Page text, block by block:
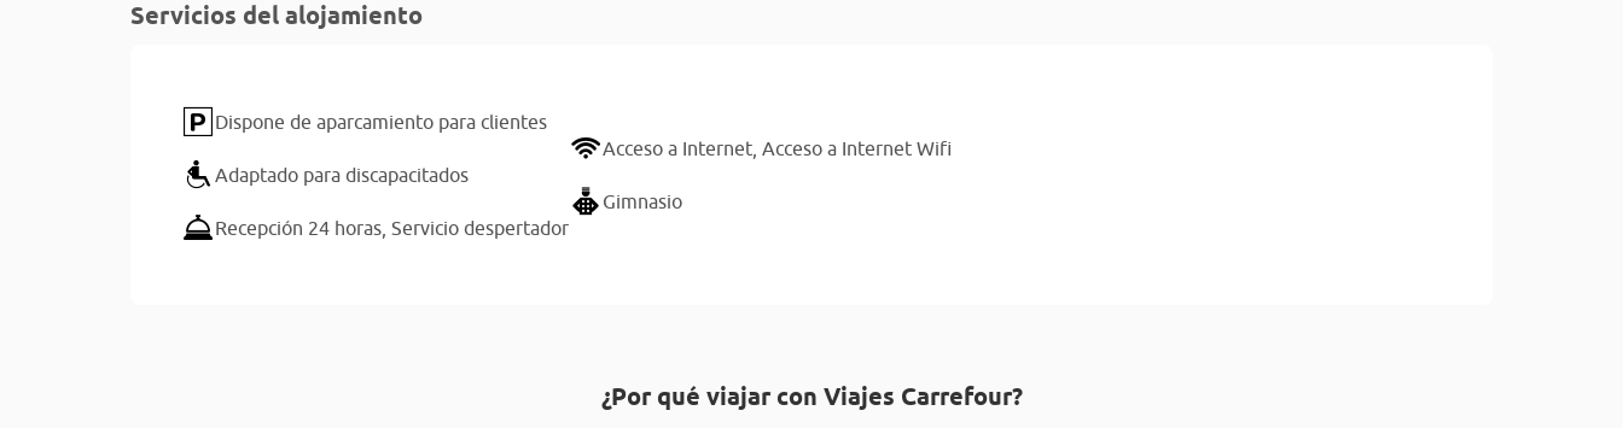
Servicios del alojamiento
Dispone de aparcamiento para clientes
Adaptado para discapacitados
Recepción 24 horas, Servicio despertador
Acceso a Internet, Acceso a Internet Wifi
Gimnasio
¿Por qué viajar con Viajes Carrefour?